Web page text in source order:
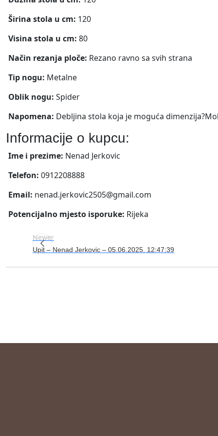
Širina stola u cm: 120
Visina stola u cm: 80
Način rezanja ploče: Rezano ravno sa svih strana
Tip nogu: Metalne
Oblik nogu: Spider
Napomena: Debljina stola koja je moguća
Informacije o kupcu:
Ime i prezime: Nenad Jerkovic
Telefon: 0912208888
Email: nenad.jerkovic2505@gmail.com
Potencijalno mjesto isporuke: Rijeka
Newer
Upit – Nenad Jerkovic – 05.06.2025. 12:47:39